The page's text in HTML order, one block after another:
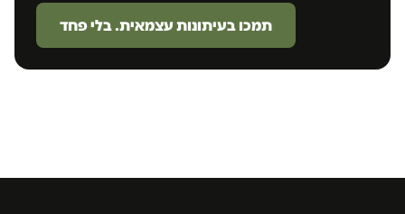
תמכו בעיתונות עצמאית. בלי פחד